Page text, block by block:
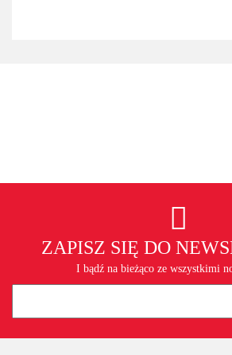
ZAPISZ SIĘ DO
I bądź na bieżąco ze wszystkimi